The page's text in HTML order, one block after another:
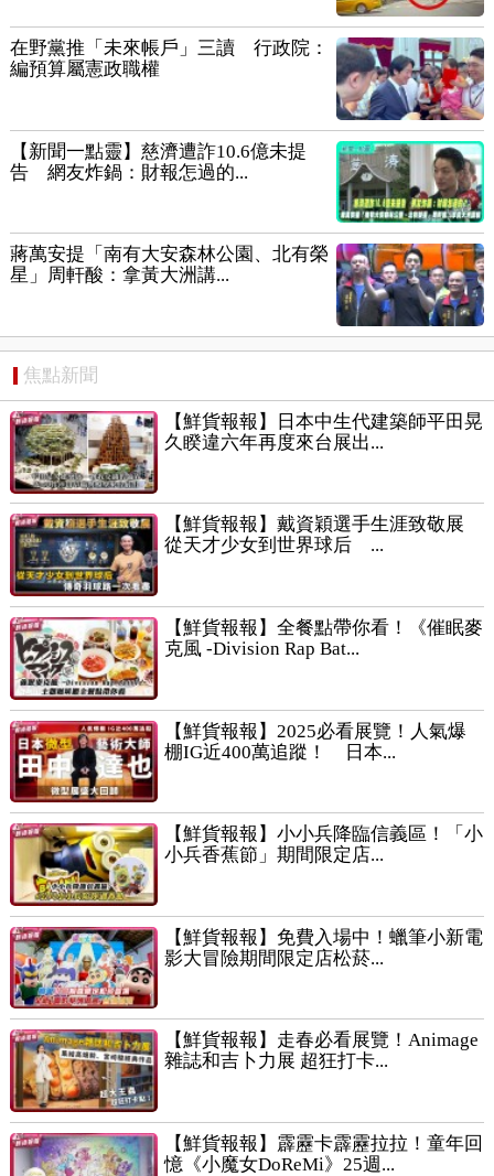
在野黨推「未來帳戶」三讀 行政院：
編預算屬憲政職權
【新聞一點靈】慈濟遭詐10.6億未提
告 網友炸鍋：財報怎過的...
蔣萬安提「南有大安森林公園、北有榮
星」周軒酸：拿黃大洲講...
焦點新聞
【鮮貨報報】日本中生代建築師平田晃
久睽違六年再度來台展出...
【鮮貨報報】戴資穎選手生涯致敬展
從天才少女到世界球后 ...
【鮮貨報報】全餐點帶你看！《催眠麥
克風 -Division Rap Bat...
【鮮貨報報】2025必看展覽！人氣爆
棚IG近400萬追蹤！ 日本...
【鮮貨報報】小小兵降臨信義區！「小
小兵香蕉節」期間限定店...
【鮮貨報報】免費入場中！蠟筆小新電
影大冒險期間限定店松菸...
【鮮貨報報】走春必看展覽！Animage
雜誌和吉卜力展 超狂打卡...
【鮮貨報報】霹靂卡霹靂拉拉！童年回
憶《小魔女DoReMi》25週...